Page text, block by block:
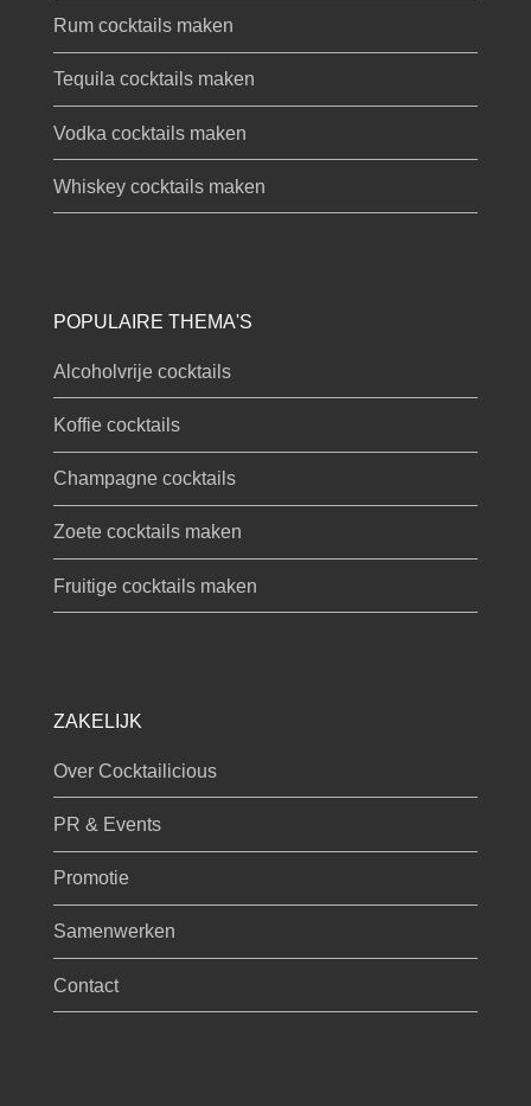
Rum cocktails maken
Tequila cocktails maken
Vodka cocktails maken
Whiskey cocktails maken
POPULAIRE THEMA'S
Alcoholvrije cocktails
Koffie cocktails
Champagne cocktails
Zoete cocktails maken
Fruitige cocktails maken
ZAKELIJK
Over Cocktailicious
PR & Events
Promotie
Samenwerken
Contact